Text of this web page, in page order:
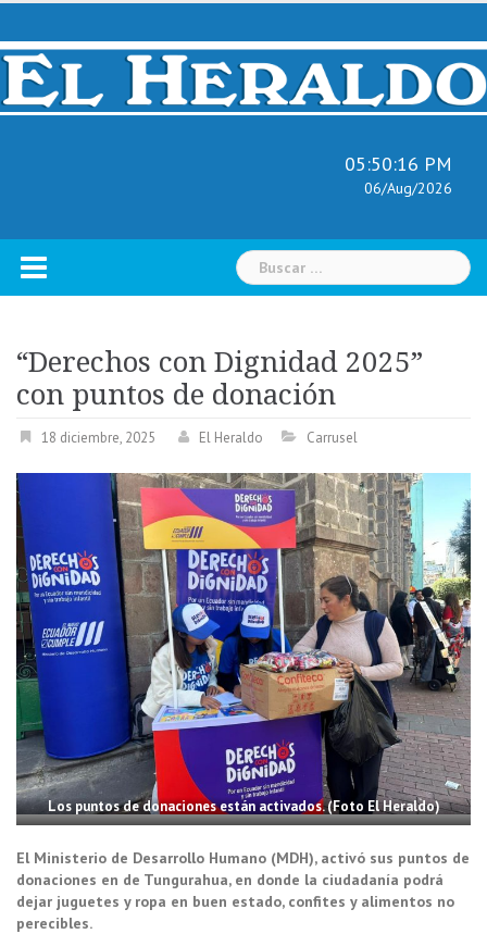
Skip
content
05:50:17 PM
06/Aug/2026
Buscar:
“Derechos con Dignidad 2025”
con puntos de donación
18 diciembre, 2025 El Heraldo Carrusel
Los puntos de donaciones están activados. (Foto El Heraldo)
El Ministerio de Desarrollo Humano (MDH), activó sus puntos de
donaciones en de Tungurahua, en donde la ciudadanía podrá
dejar juguetes y ropa en buen estado, confites y alimentos no
perecibles.